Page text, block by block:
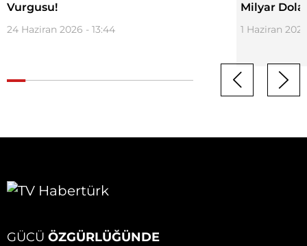
Vurgusu!
24 Haziran 2026 - 13:44
Milyar
1 Haziran
GÜCÜ ÖZGÜRLÜĞÜNDE